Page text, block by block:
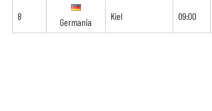
8
Germania
Kiel 09:00